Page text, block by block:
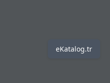
eKatalog.tr